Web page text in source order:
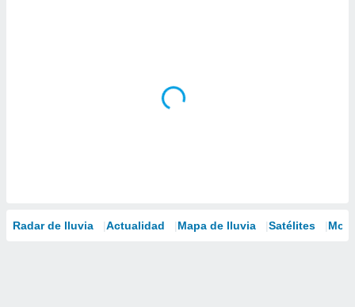
Radar de lluvia Actualidad Mapa de lluvia Satélites